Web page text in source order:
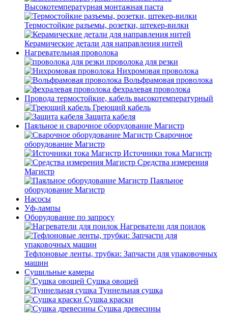
Высокотемпературная монтажная паста
Термостойкие разъемы, розетки, штекер-вилки
Керамические детали для направления нитей
Нагревательная проволока
проволока для резки
Нихромовая проволока
Вольфрамовая проволока
фехралевая проволока
Провода термостойкие, кабель высокотемпературный
Греющий кабель
Защита кабеля
Паяльное и сварочное оборудование Магистр
Сварочное
оборудование Магистр
Источники тока Магистр
Средства измерения
Магистр
Паяльное
оборудование Магистр
Насосы
Уф-лампы
Оборудование по запросу
Нагреватели для поилок
Тефлоновые ленты, трубки: Запчасти для упаковочных
машин
Сушильные камеры
Сушка овощей
Туннельная сушка
Сушка краски
Сушка древесины